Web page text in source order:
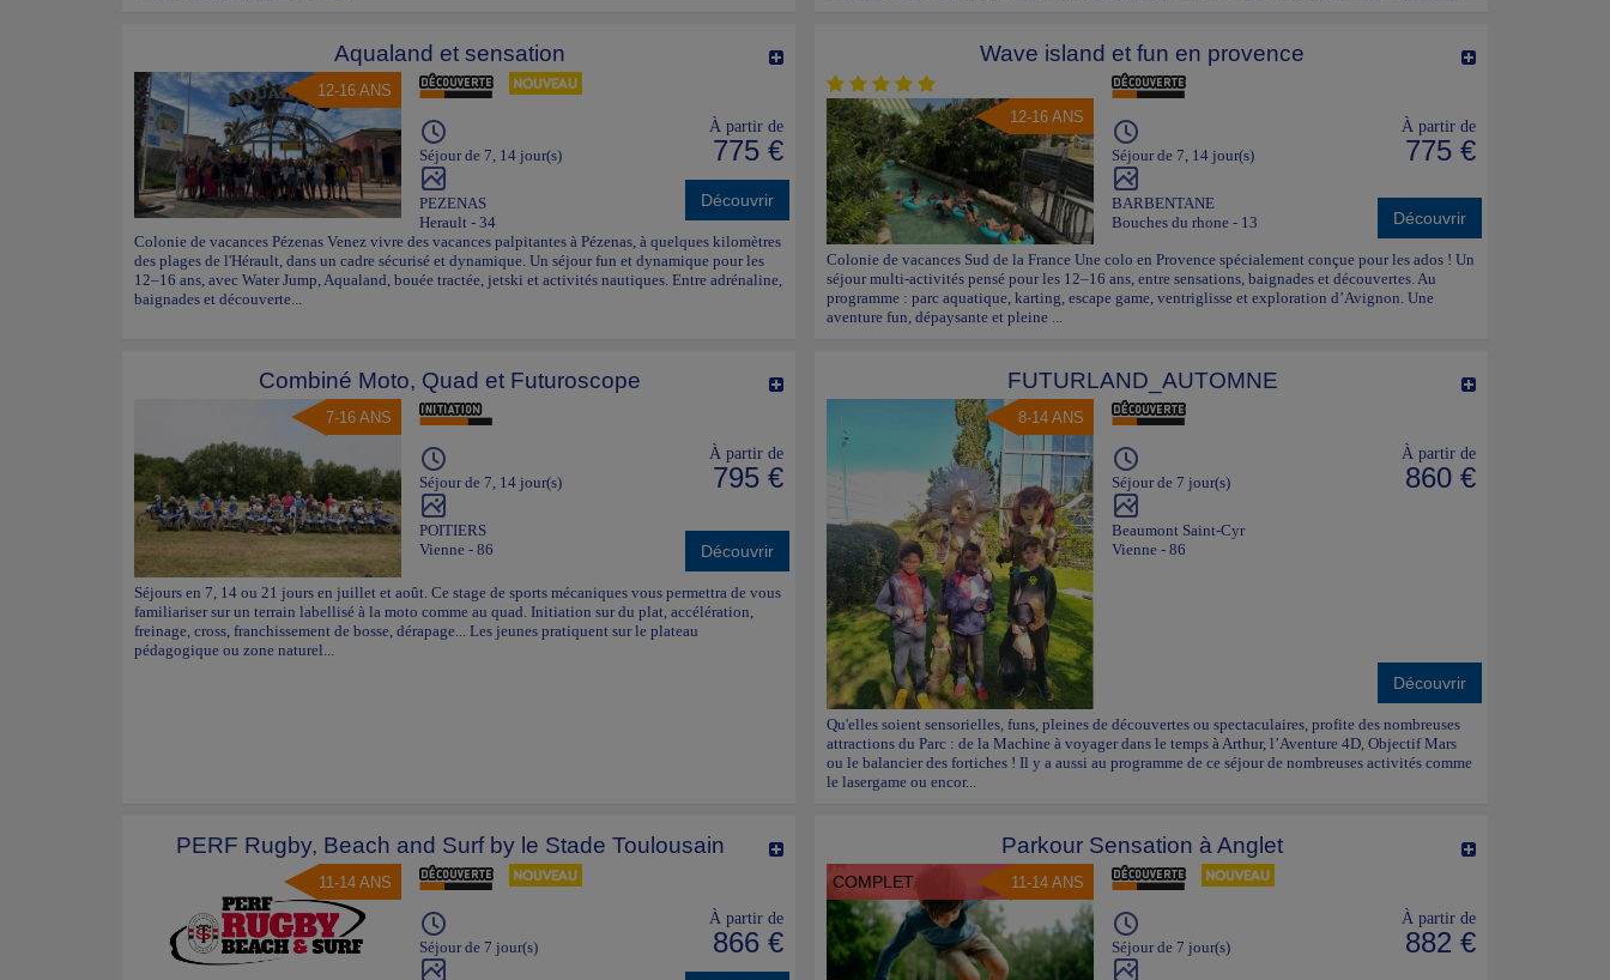
Aqualand et sensation
12-16 ANS
Séjour de 7, 14 jour(s)
PEZENAS
Herault - 34
À partir de
775 €
Découvrir
Colonie de vacances Pézenas Venez vivre des vacances palpitantes à Pézenas, à quelques kilomètres
des plages de l'Hérault, dans un cadre sécurisé et dynamique. Un séjour fun et dynamique pour les
12–16 ans, avec Water Jump, Aqualand, bouée tractée, jetski et activités nautiques. Entre adrénaline,
baignades et découverte...
Wave island et fun en provence
12-16 ANS
Séjour de 7, 14 jour(s)
BARBENTANE
Bouches du rhone - 13
À partir de
775 €
Découvrir
Colonie de vacances Sud de la France Une colo en Provence spécialement conçue pour les ados ! Un
séjour multi-activités pensé pour les 12–16 ans, entre sensations, baignades et découvertes. Au
programme : parc aquatique, karting, escape game, ventriglisse et exploration d’Avignon. Une
aventure fun, dépaysante et pleine ...
Combiné Moto, Quad et Futuroscope
7-16 ANS
Séjour de 7, 14 jour(s)
POITIERS
Vienne - 86
À partir de
795 €
Découvrir
Séjours en 7, 14 ou 21 jours en juillet et août. Ce stage de sports mécaniques vous permettra de vous
familiariser sur un terrain labellisé à la moto comme au quad. Initiation sur du plat, accélération,
freinage, cross, franchissement de bosse, dérapage... Les jeunes pratiquent sur le plateau
pédagogique ou zone naturel...
FUTURLAND_AUTOMNE
8-14 ANS
Séjour de 7 jour(s)
Beaumont Saint-Cyr
Vienne - 86
À partir de
860 €
Découvrir
Qu'elles soient sensorielles, funs, pleines de découvertes ou spectaculaires, profite des nombreuses
attractions du Parc : de la Machine à voyager dans le temps à Arthur, l’Aventure 4D, Objectif Mars
ou le balancier des fortiches ! Il y a aussi au programme de ce séjour de nombreuses activités comme
le lasergame ou encor...
PERF Rugby, Beach and Surf by le Stade Toulousain
11-14 ANS
Séjour de 7 jour(s)
À partir de
866 €
Parkour Sensation à Anglet
COMPLET 11-14 ANS
Séjour de 7 jour(s)
À partir de
882 €